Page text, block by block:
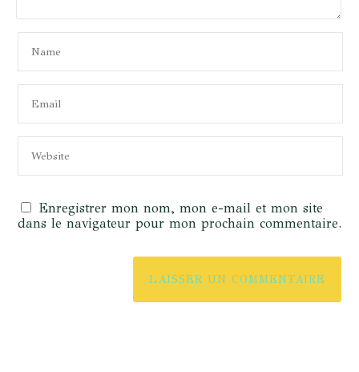
Enregistrer mon nom, mon e-mail et mon site
dans le navigateur pour mon prochain commentaire.